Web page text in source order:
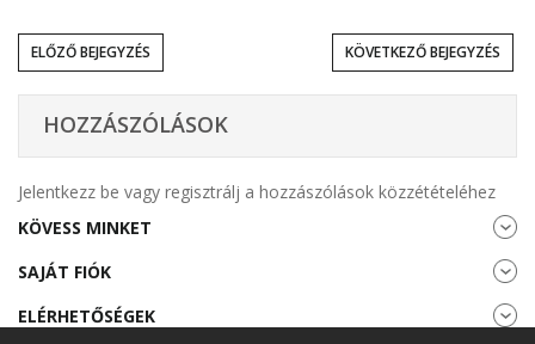
ELŐZŐ BEJEGYZÉS KÖVETKEZŐ BEJEGYZÉS
HOZZÁSZÓLÁSOK
Jelentkezz be vagy regisztrálj a hozzászólások közzétételéhez
KÖVESS MINKET
SAJÁT FIÓK
ELÉRHETŐSÉGEK